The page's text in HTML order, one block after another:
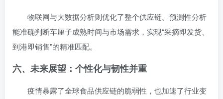
物联网与大数据分析则优化了整个供应链。预测性分析
能准确判断车厘子成熟时间与市场需求，实现“采摘即发货、
到港即销售”的精准匹配。
六、未来展望：个性化与韧性并重
疫情暴露了全球食品供应链的脆弱性，也加速了行业变